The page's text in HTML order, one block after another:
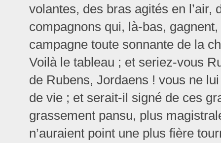
volantes, des bras agités en l’air,
compagnons qui, là-bas,
campagne toute sonnante de la
Voilà le tableau ; et seriez-vous
de Rubens, Jordaens ! vous ne
de vie ; et serait-il signé de ces
grassement pansu, plus
n’auraient point une plus fière